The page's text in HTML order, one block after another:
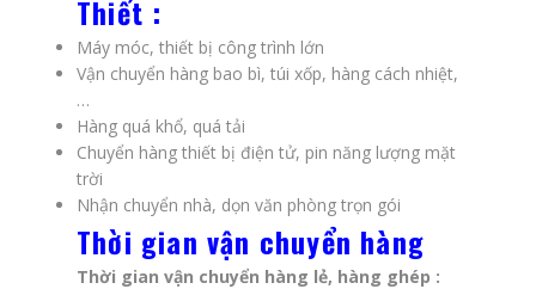
Thiết :
Máy móc, thiết bị công trình lớn
Vận chuyển hàng bao bì, túi xốp, hàng cách nhiệt,
…
Hàng quá khổ, quá tải
Chuyển hàng thiết bị điện tử, pin năng lượng mặt
trời
Nhận chuyển nhà, dọn văn phòng trọn gói
Thời gian vận chuyển hàng
Thời gian vận chuyển hàng lẻ, hàng ghép :